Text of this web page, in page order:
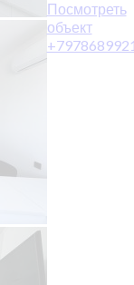
Посмотреть
объект